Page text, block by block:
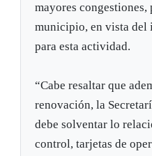
mayores congestiones,
municipio, en vista del
para esta actividad.
“Cabe resaltar que
renovación, la
debe solventar lo
control, tarjetas de